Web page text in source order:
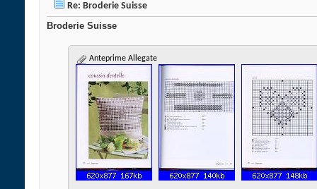
Re: Broderie Suisse
Broderie Suisse
Anteprime Allegate